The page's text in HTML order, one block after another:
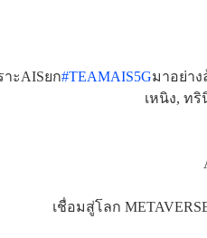
าะAISยก#TEAMAIS5Gมาอย่า
เหนิง, ทริ
เชื่อมสู่โลก